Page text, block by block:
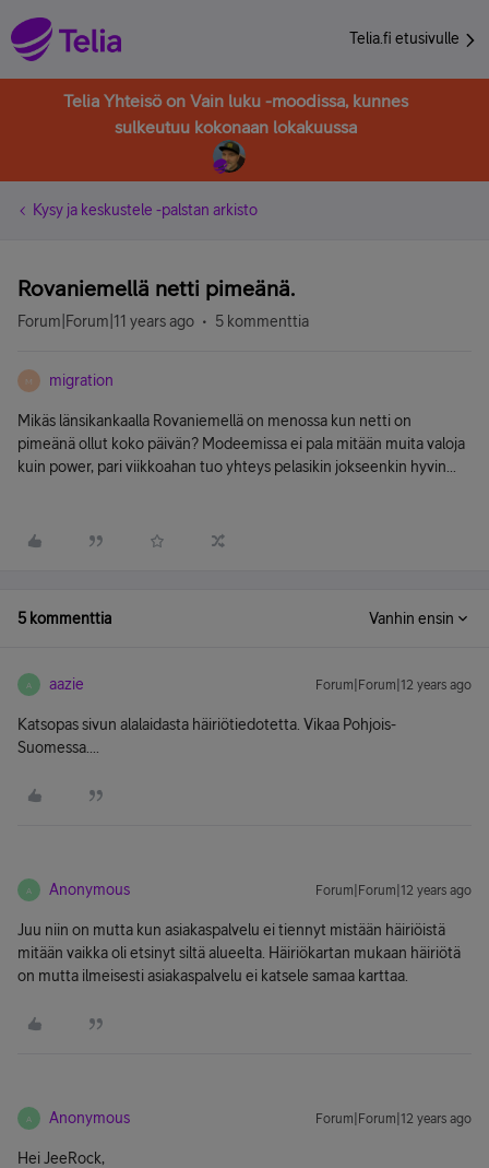
Telia.fi etusivulle
Telia Yhteisö on Vain luku -moodissa, kunnes
sulkeutuu kokonaan lokakuussa
Kysy ja keskustele -palstan arkisto
Rovaniemellä netti pimeänä.
Forum|Forum|11 years ago 5 kommenttia
M migration
Mikäs länsikankaalla Rovaniemellä on menossa kun netti on
pimeänä ollut koko päivän? Modeemissa ei pala mitään muita valoja
kuin power, pari viikkoahan tuo yhteys pelasikin jokseenkin hyvin...
5 kommenttia Vanhin ensin
A aazie Forum|Forum|12 years ago
Katsopas sivun alalaidasta häiriötiedotetta. Vikaa Pohjois-
Suomessa....
A Anonymous Forum|Forum|12 years ago
Juu niin on mutta kun asiakaspalvelu ei tiennyt mistään häiriöistä
mitään vaikka oli etsinyt siltä alueelta. Häiriökartan mukaan häiriötä
on mutta ilmeisesti asiakaspalvelu ei katsele samaa karttaa.
A Anonymous Forum|Forum|12 years ago
Hei JeeRock,